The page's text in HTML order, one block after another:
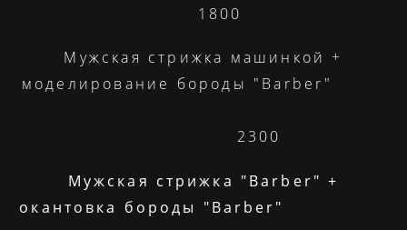
1800
Мужская стрижка машинкой +
моделирование бороды "Barber"
2300
Мужская стрижка "Barber" +
окантовка бороды "Barber"